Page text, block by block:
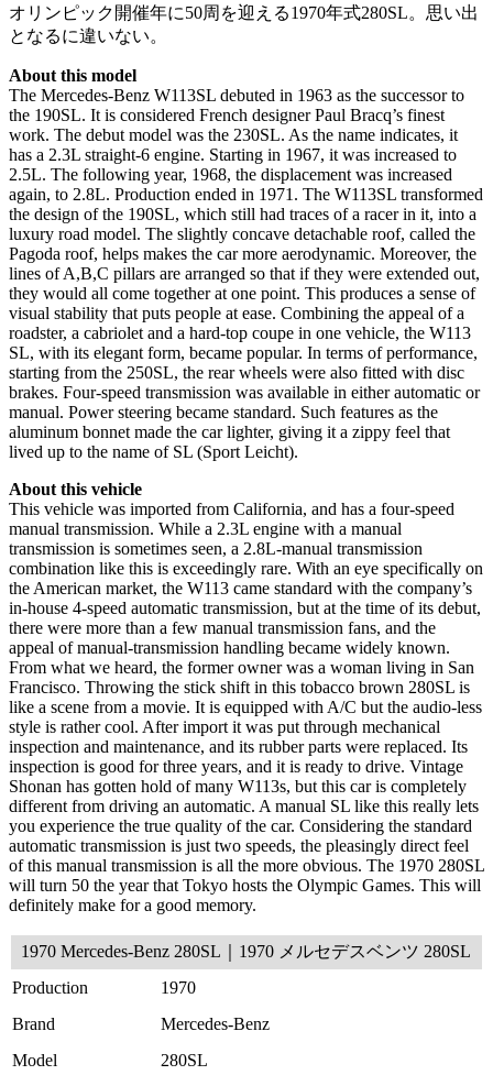
オリンピック開催年に50周を迎える1970年式280SL。思い出
となるに違いない。
About this model
The Mercedes-Benz W113SL debuted in 1963 as the successor to
the 190SL. It is considered French designer Paul Bracq’s finest
work. The debut model was the 230SL. As the name indicates, it
has a 2.3L straight-6 engine. Starting in 1967, it was increased to
2.5L. The following year, 1968, the displacement was increased
again, to 2.8L. Production ended in 1971. The W113SL transformed
the design of the 190SL, which still had traces of a racer in it, into a
luxury road model. The slightly concave detachable roof, called the
Pagoda roof, helps makes the car more aerodynamic. Moreover, the
lines of A,B,C pillars are arranged so that if they were extended out,
they would all come together at one point. This produces a sense of
visual stability that puts people at ease. Combining the appeal of a
roadster, a cabriolet and a hard-top coupe in one vehicle, the W113
SL, with its elegant form, became popular. In terms of performance,
starting from the 250SL, the rear wheels were also fitted with disc
brakes. Four-speed transmission was available in either automatic or
manual. Power steering became standard. Such features as the
aluminum bonnet made the car lighter, giving it a zippy feel that
lived up to the name of SL (Sport Leicht).
About this vehicle
This vehicle was imported from California, and has a four-speed
manual transmission. While a 2.3L engine with a manual
transmission is sometimes seen, a 2.8L-manual transmission
combination like this is exceedingly rare. With an eye specifically on
the American market, the W113 came standard with the company’s
in-house 4-speed automatic transmission, but at the time of its debut,
there were more than a few manual transmission fans, and the
appeal of manual-transmission handling became widely known.
From what we heard, the former owner was a woman living in San
Francisco. Throwing the stick shift in this tobacco brown 280SL is
like a scene from a movie. It is equipped with A/C but the audio-less
style is rather cool. After import it was put through mechanical
inspection and maintenance, and its rubber parts were replaced. Its
inspection is good for three years, and it is ready to drive. Vintage
Shonan has gotten hold of many W113s, but this car is completely
different from driving an automatic. A manual SL like this really lets
you experience the true quality of the car. Considering the standard
automatic transmission is just two speeds, the pleasingly direct feel
of this manual transmission is all the more obvious. The 1970 280SL
will turn 50 the year that Tokyo hosts the Olympic Games. This will
definitely make for a good memory.
1970 Mercedes-Benz 280SL｜1970 メルセデスベンツ 280SL
Production
1970
Brand
Mercedes-Benz
Model
280SL